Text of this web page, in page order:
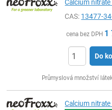
Calcium
CAS: 13477-
cena bez DPH 1
Do
Průmyslová množství
Calcium